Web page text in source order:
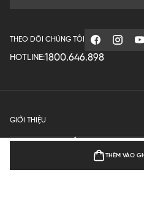
THÊM VÀO
THEO DÕI CHÚNG TÔI
HOTLINE:1800.646.898
GIỚI THIỆU
QUY ĐỊNH HOẠT ĐỘNG